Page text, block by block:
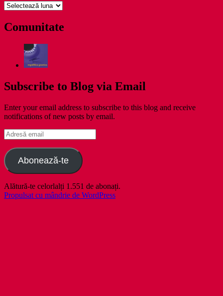
pe
Comunitate
Subscribe to Blog via Email
Enter your email address to subscribe to this blog and receive
notifications of new posts by email.
Adresă
email
Abonează-te
Alătură-te celorlalți 1.551 de abonați.
Propulsat cu mândrie de WordPress